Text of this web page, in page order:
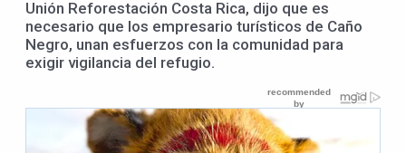
Unión Reforestación Costa Rica, dijo que es
necesario que los empresario turísticos de Caño
Negro, unan esfuerzos con la comunidad para
exigir vigilancia del refugio.